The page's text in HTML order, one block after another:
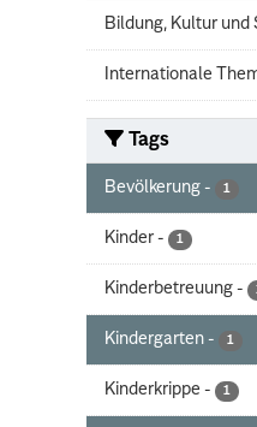
Bildung, Kultur und
Internationale
Tags
Bevölkerung - 1
Kinder - 1
Kinderbetreuung -
Kindergarten - 1
Kinderkrippe - 1